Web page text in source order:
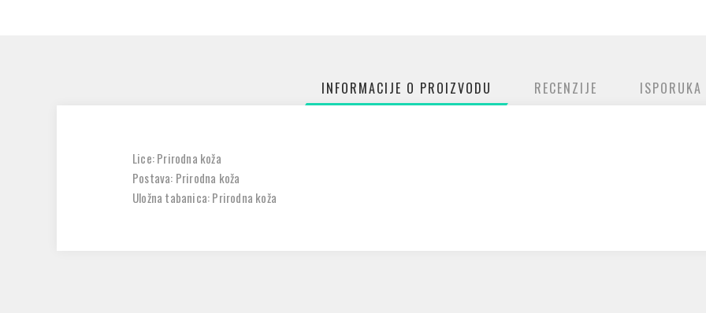
INFORMACIJE O PROIZVODU RECENZIJE ISPORUKA
Lice: Prirodna koža
Postava: Prirodna koža
Uložna tabanica: Prirodna koža